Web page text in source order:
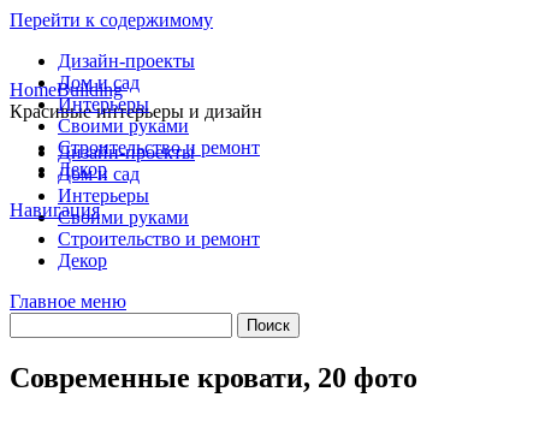
Перейти к содержимому
Дизайн-проекты
Дом и сад
Интерьеры
Своими руками
Строительство и ремонт
Декор
Навигация
HomeBuilding
Красивые интерьеры и дизайн
Дизайн-проекты
Дом и сад
Интерьеры
Своими руками
Строительство и ремонт
Декор
Главное меню
Современные кровати, 20 фото